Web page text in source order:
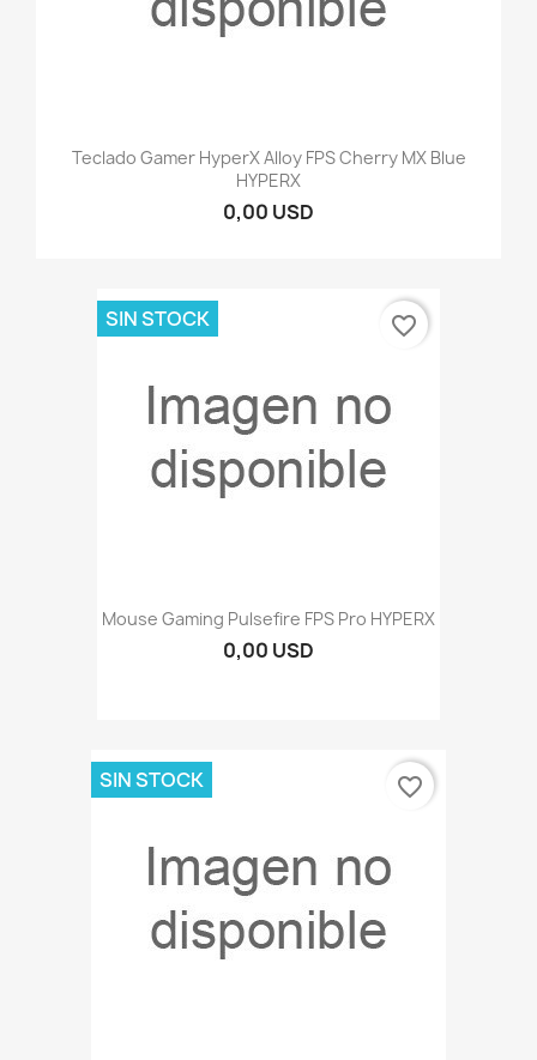
Teclado Gamer HyperX Alloy FPS Cherry MX Blue
HYPERX
0,00 USD
Mouse Gaming Pulsefire FPS Pro HYPERX
0,00 USD
SIN STOCK favorite_border
SIN STOCK favorite_border